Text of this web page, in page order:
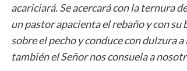
acariciará. Se acercará con la ternura
un pastor apacienta el rebaño y con
sobre el pecho y conduce con dulzura a
también el Señor nos consuela a